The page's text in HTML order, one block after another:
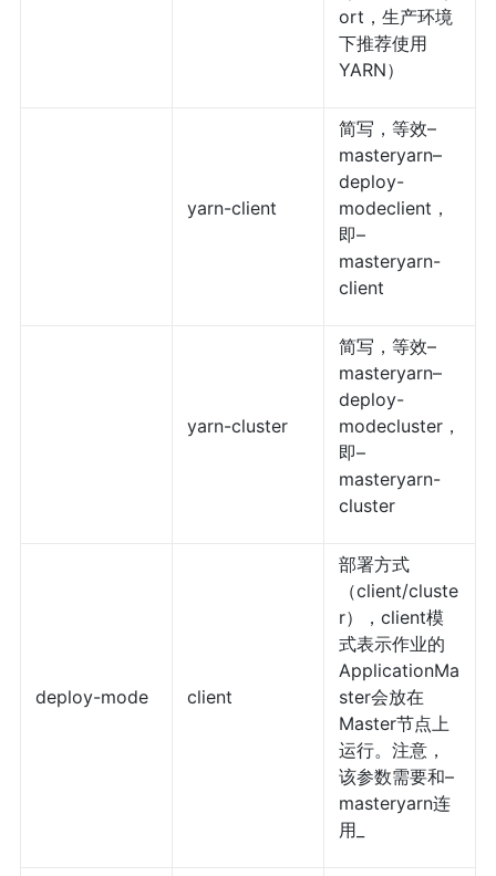
ort，生产环境
下推荐使用
YARN）
yarn-client
简写，等效–
masteryarn–
deploy-
modeclient，
即–
masteryarn-
client
yarn-cluster
简写，等效–
masteryarn–
deploy-
modecluster，
即–
masteryarn-
cluster
deploy-mode client
部署方式
（client/cluste
r），client模
式表示作业的
ApplicationMa
ster会放在
Master节点上
运行。注意，
该参数需要和–
masteryarn连
用_